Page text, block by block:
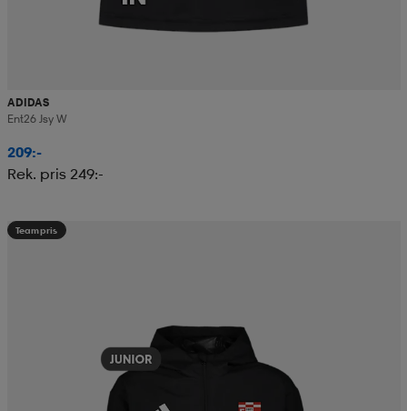
ADIDAS
Ent26 Jsy W
209:-
Rek. pris 249:-
Teampris